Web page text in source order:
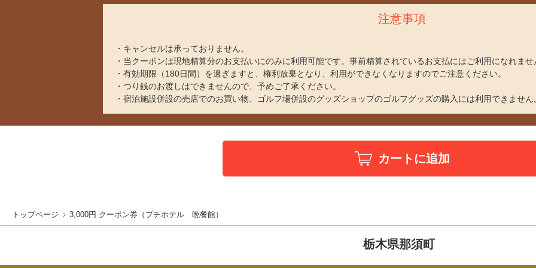
注意事項
キャンセルは承っておりません。
当クーポンは現地精算分のお支払いにのみに利用可能です。事前精算されているお支払にはご利用になれませ
有効期限（180日間）を過ぎますと、権利放棄となり、利用ができなくなりますのでご注意ください。
つり銭のお渡しはできませんので、予めご了承ください。
宿泊施設併設の売店でのお買い物、ゴルフ場併設のグッズショップのゴルフグッズの購入には利用できません
カートに追加
トップページ 3,000円 クーポン券（プチホテル 晩餐館）
栃木県那須町